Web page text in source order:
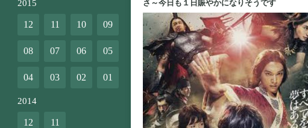
さ～今日も１日賑やかになりそうです
2015
12 11 10 09
08 07 06 05
04 03 02 01
2014
12 11